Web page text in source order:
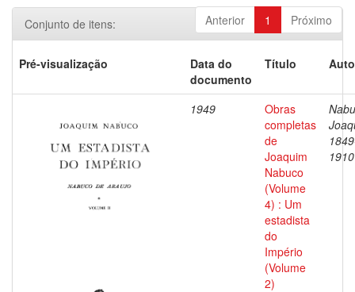
Anterior 1 Próximo
Conjunto de itens:
Pré-visualização
Data do
documento
Título
1949
Obras
completas
de
Joaquim
Nabuco
(Volume
4) : Um
estadista
do
Império
(Volume
2)
1910